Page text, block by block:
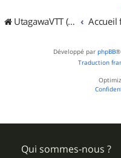
UtagawaVTT (Randos VTT et VTTAE avec traces GPS) Accueil
Développé par phpBB®
Traduction
Qui sommes-nous ?